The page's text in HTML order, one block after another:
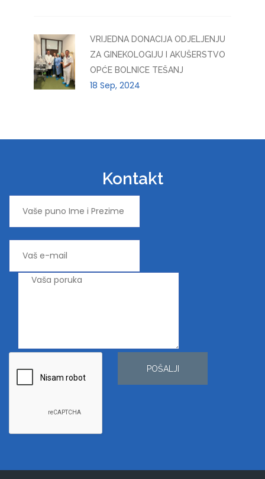
VRIJEDNA DONACIJA ODJELJENJU
ZA GINEKOLOGIJU I AKUŠERSTVO
OPĆE BOLNICE TEŠANJ
18 Sep, 2024
Kontakt
POŠALJI